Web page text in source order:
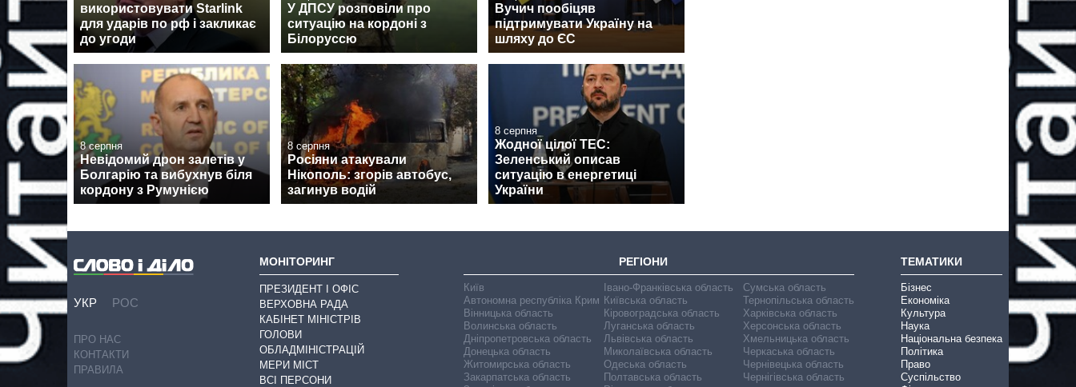
використовувати Starlink
для ударів по рф і закликає
до угоди
У ДПСУ розповіли про
ситуацію на кордоні з
Білоруссю
Вучич пообіцяв
підтримувати Україну на
шляху до ЄС
8 серпня
Невідомий дрон залетів у
Болгарію та вибухнув біля
кордону з Румунією
8 серпня
Росіяни атакували
Нікополь: згорів автобус,
загинув водій
8 серпня
Жодної цілої ТЕС:
Зеленський описав
ситуацію в енергетиці
України
УКР РОС
ПРО НАС
КОНТАКТИ
ПРАВИЛА
МОНІТОРИНГ
ПРЕЗИДЕНТ І ОФІС
ВЕРХОВНА РАДА
КАБІНЕТ МІНІСТРІВ
ГОЛОВИ
ОБЛАДМІНІСТРАЦІЙ
МЕРИ МІСТ
ВСІ ПЕРСОНИ
РЕГІОНИ
Київ
Автономна республіка Крим
Вінницька область
Волинська область
Дніпропетровська область
Донецька область
Житомирська область
Закарпатська область
Івано-Франківська область
Київська область
Кіровоградська область
Луганська область
Львівська область
Миколаївська область
Одеська область
Полтавська область
Сумська область
Тернопільська область
Харківська область
Херсонська область
Хмельницька область
Черкаська область
Чернівецька область
Чернігівська область
ТЕМАТИКИ
Бізнес
Економіка
Культура
Наука
Національна безпека
Політика
Право
Суспільство